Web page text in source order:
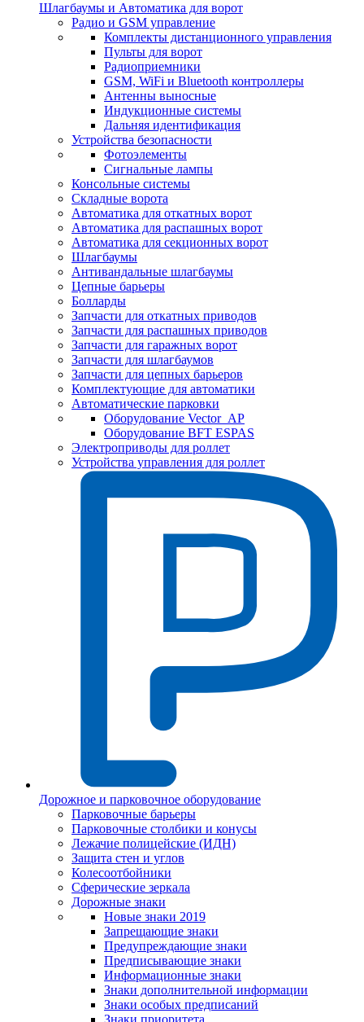
Шлагбаумы и Автоматика для ворот
Радио и GSM управление
Комплекты дистанционного управления
Пульты для ворот
Радиоприемники
GSM, WiFi и Bluetooth контроллеры
Антенны выносные
Индукционные системы
Дальняя идентификация
Устройства безопасности
Фотоэлементы
Сигнальные лампы
Консольные системы
Складные ворота
Автоматика для откатных ворот
Автоматика для распашных ворот
Автоматика для секционных ворот
Шлагбаумы
Антивандальные шлагбаумы
Цепные барьеры
Болларды
Запчасти для откатных приводов
Запчасти для распашных приводов
Запчасти для гаражных ворот
Запчасти для шлагбаумов
Запчасти для цепных барьеров
Комплектующие для автоматики
Автоматические парковки
Оборудование Vector_AP
Оборудование BFT ESPAS
Электроприводы для роллет
Устройства управления для роллет
Дорожное и парковочное оборудование
Парковочные барьеры
Парковочные столбики и конусы
Лежачие полицейские (ИДН)
Защита стен и углов
Колесоотбойники
Сферические зеркала
Дорожные знаки
Новые знаки 2019
Запрещающие знаки
Предупреждающие знаки
Предписывающие знаки
Информационные знаки
Знаки дополнительной информации
Знаки особых предписаний